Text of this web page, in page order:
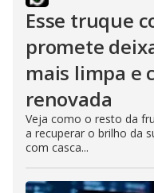
Esse truque
promete
mais limpa e
renovada
Veja como o resto da
a recuperar o brilho da
com casca...